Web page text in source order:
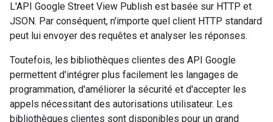
L'API Google Street View Publish est basée sur HTTP et
JSON. Par conséquent, n'importe quel client HTTP standard
peut lui envoyer des requêtes et analyser les réponses.
Toutefois, les bibliothèques clientes des API Google
permettent d'intégrer plus facilement les langages de
programmation, d'améliorer la sécurité et d'accepter les
appels nécessitant des autorisations utilisateur. Les
bibliothèques clientes sont disponibles pour un grand